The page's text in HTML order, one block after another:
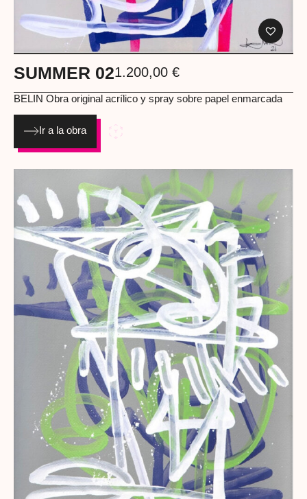
SUMMER 021.200,00 €
BELIN Obra original acrílico y spray sobre papel enmarcada
Ir a la obra